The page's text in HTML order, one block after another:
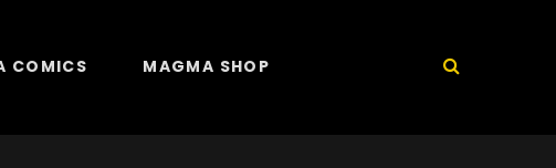
COMICS MAGMA SHOP